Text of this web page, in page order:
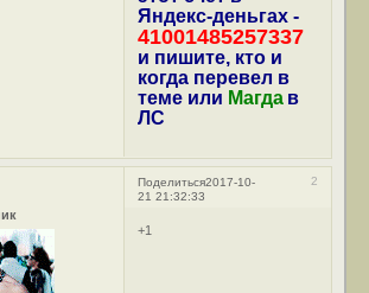
Яндекс-деньгах -
41001485257337
и пишите, кто и
когда перевел в
теме или Магда в
ЛС
Поделиться 2
2017-10-
21 21:32:33
+1